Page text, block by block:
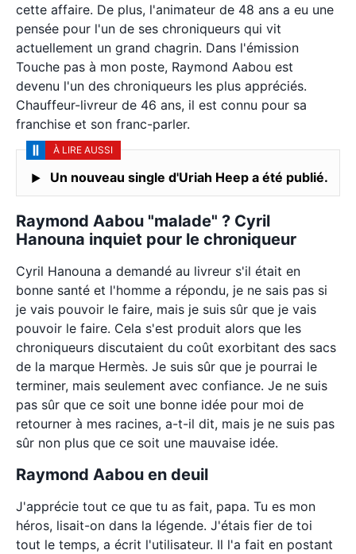
cette affaire. De plus, l'animateur de 48 ans a eu une
pensée pour l'un de ses chroniqueurs qui vit
actuellement un grand chagrin. Dans l'émission
Touche pas à mon poste, Raymond Aabou est
devenu l'un des chroniqueurs les plus appréciés.
Chauffeur-livreur de 46 ans, il est connu pour sa
franchise et son franc-parler.
À LIRE AUSSI
Un nouveau single d'Uriah Heep a été publié.
Raymond Aabou "malade" ? Cyril
Hanouna inquiet pour le chroniqueur
Cyril Hanouna a demandé au livreur s'il était en
bonne santé et l'homme a répondu, je ne sais pas si
je vais pouvoir le faire, mais je suis sûr que je vais
pouvoir le faire. Cela s'est produit alors que les
chroniqueurs discutaient du coût exorbitant des sacs
de la marque Hermès. Je suis sûr que je pourrai le
terminer, mais seulement avec confiance. Je ne suis
pas sûr que ce soit une bonne idée pour moi de
retourner à mes racines, a-t-il dit, mais je ne suis pas
sûr non plus que ce soit une mauvaise idée.
Raymond Aabou en deuil
J'apprécie tout ce que tu as fait, papa. Tu es mon
héros, lisait-on dans la légende. J'étais fier de toi
tout le temps, a écrit l'utilisateur. Il l'a fait en postant